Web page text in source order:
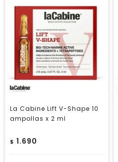
La Cabine Lift V-Shape 10
ampollas x 2 ml
$ 1.690